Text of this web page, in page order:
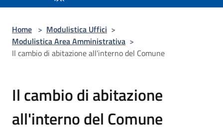
Home > Modulistica Uffici >
Modulistica Area Amministrativa >
Il cambio di abitazione all'interno del Comune
Il cambio di abitazione
all'interno del Comune